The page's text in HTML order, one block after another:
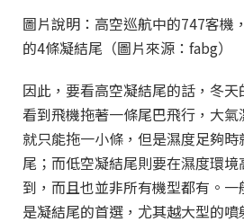
圖片說明：高空巡航中的747客機
的4條凝結尾（圖片來源：fabg）
因此，要看高空凝結尾的話，冬
看到飛機拖著一條尾巴飛行，大
就只能拖一小條，但是濕度足夠
尾；而低空凝結尾則要在濕度環
到，而且也並非所有機型都有。
是凝結尾的首選，尤其越大型的